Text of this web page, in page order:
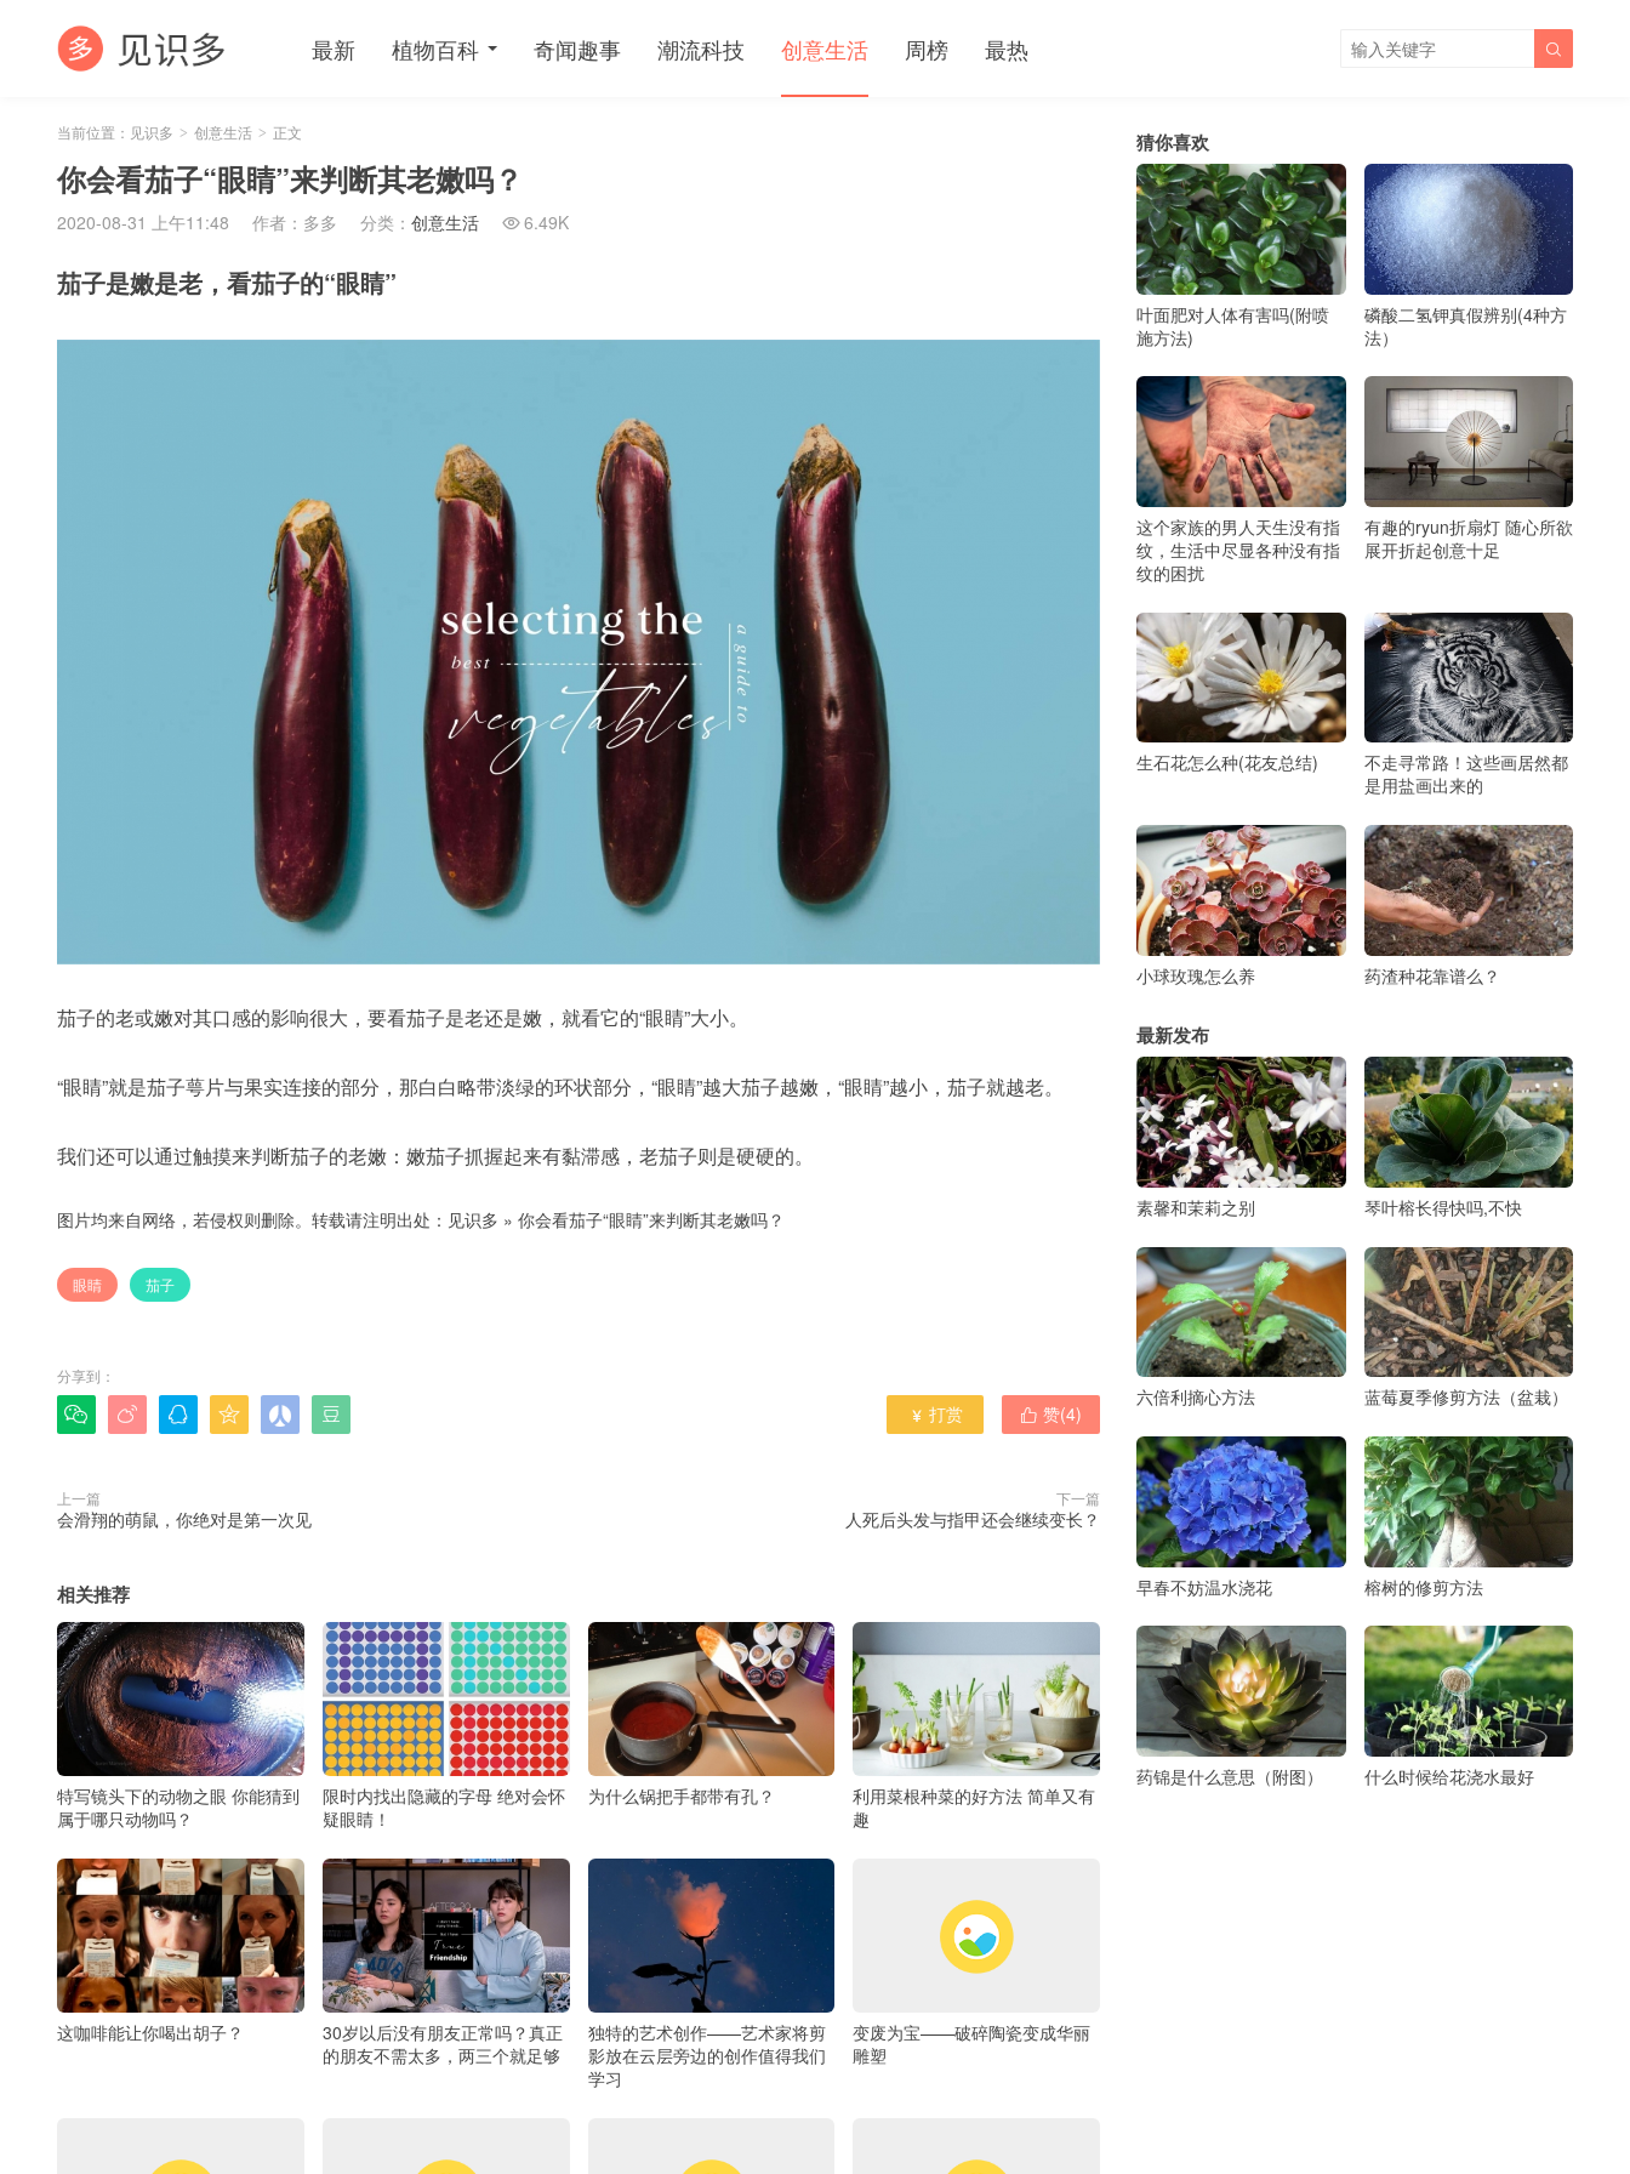
最新 植物百科 奇闻趣事 潮流科技 创意生活 周榜 最热 
当前位置： 见识多 > 创意生活 > 正文
你会看茄子“眼睛”来判断其老嫩吗？
2020-08-31 上午11:48 作者：多多 分类： 创意生活  6.49K
茄子是嫩是老，看茄子的“眼睛”
茄子的老或嫩对其口感的影响很大，要看茄子是老还是嫩，就看它的“眼睛”大小。
“眼睛”就是茄子萼片与果实连接的部分，那白白略带淡绿的环状部分，“眼睛”越大茄子越嫩，“眼睛”越小，茄子就越老。
我们还可以通过触摸来判断茄子的老嫩：嫩茄子抓握起来有黏滞感，老茄子则是硬硬的。
图片均来自网络，若侵权则删除。转载请注明出处： 见识多 » 你会看茄子“眼睛”来判断其老嫩吗？
眼睛 茄子
分享到：
       赞(4)
 打赏
上一篇
会滑翔的萌鼠，你绝对是第一次见
下一篇
人死后头发与指甲还会继续变长？
相关推荐
特写镜头下的动物之眼 你能猜到
属于哪只动物吗？
限时内找出隐藏的字母 绝对会怀
疑眼睛！
为什么锅把手都带有孔？
利用菜根种菜的好方法 简单又有
趣
这咖啡能让你喝出胡子？
30岁以后没有朋友正常吗？真正
的朋友不需太多，两三个就足够
独特的艺术创作——艺术家将剪
影放在云层旁边的创作值得我们
学习
变废为宝——破碎陶瓷变成华丽
雕塑
猜你喜欢
叶面肥对人体有害吗(附喷
施方法)
磷酸二氢钾真假辨别(4种方
法）
这个家族的男人天生没有指
纹，生活中尽显各种没有指
纹的困扰
有趣的ryun折扇灯 随心所欲
展开折起创意十足
生石花怎么种(花友总结)
不走寻常路！这些画居然都
是用盐画出来的
小球玫瑰怎么养 药渣种花靠谱么？
最新发布
素馨和茉莉之别 琴叶榕长得快吗,不快
六倍利摘心方法 蓝莓夏季修剪方法（盆栽）
早春不妨温水浇花 榕树的修剪方法
药锦是什么意思（附图） 什么时候给花浇水最好